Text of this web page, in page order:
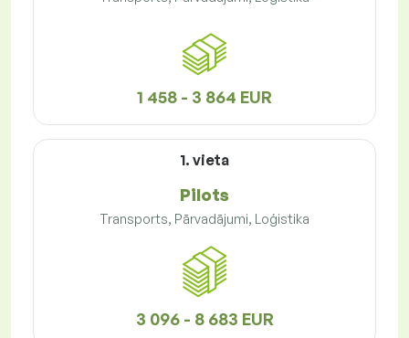
1 458 - 3 864 EUR
1. vieta
Pilots
Transports, Pārvadājumi, Loģistika
3 096 - 8 683 EUR